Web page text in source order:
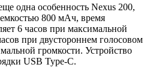
одна особенность Nexus 200,
800 мАч, время
6 часов при максимальной
при двустороннем голосовом
громкости. Устройство
USB Type-C.